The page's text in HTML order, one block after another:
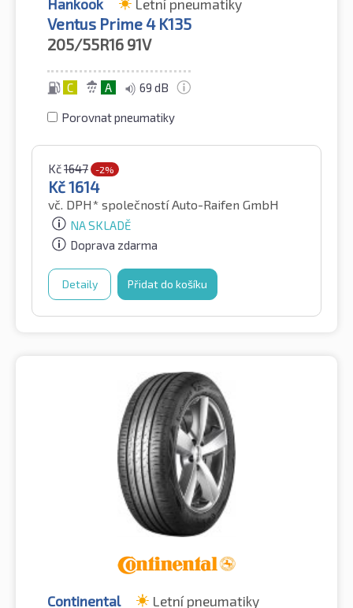
Hankook Letní pneumatiky
Ventus Prime 4 K135
205/55R16 91V
C A 69 dB
Porovnat pneumatiky
Kč1647 -2%
Kč1614
vč. DPH* společností Auto-Raifen GmbH
NA SKLADĚ
Doprava zdarma
Detaily Přidat do košíku
Continental Letní pneumatiky